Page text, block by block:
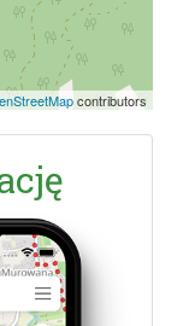
contributors